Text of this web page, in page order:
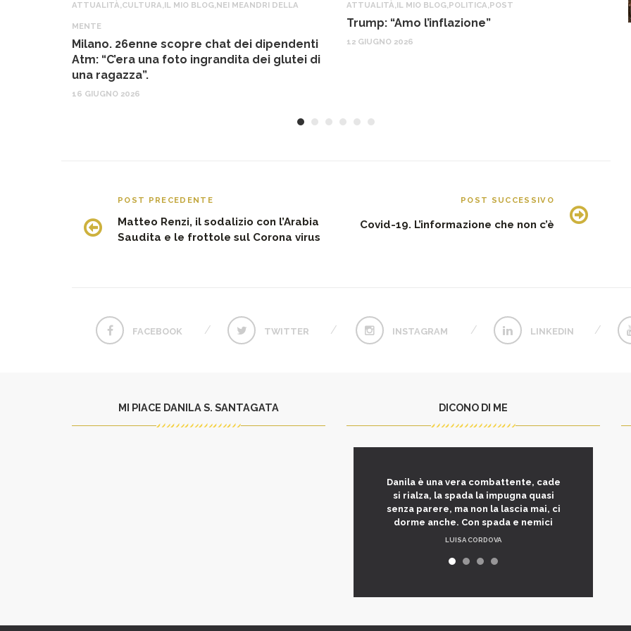
ATTUALITÀ CULTURA IL MIO BLOG NEI MEANDRI DELLA
MENTE
Milano. 26enne scopre chat dei dipendenti
Atm: “C’era una foto ingrandita dei glutei di
una ragazza”.
16 GIUGNO 2026
ATTUALITÀ IL MIO BLOG POLITICA POST
Trump: “Amo l’inflazione”
12 GIUGNO 2026
POST PRECEDENTE
Matteo Renzi, il sodalizio con l’Arabia
Saudita e le frottole sul Corona virus
POST SUCCESSIVO
Covid-19. L’informazione che non c’è
FACEBOOK TWITTER INSTAGRAM LINKEDIN
MI PIACE DANILA S. SANTAGATA DICONO DI ME
Danila è una vera combattente, cade
si rialza, la spada la impugna quasi
senza parere, ma non la lascia mai, ci
dorme anche. Con spada e nemici
LUISA CORDOVA